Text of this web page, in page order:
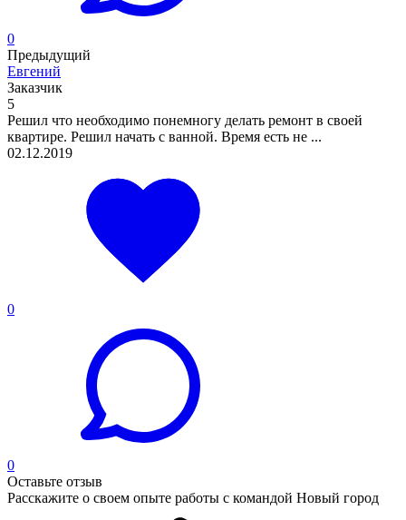
0
Предыдущий
Евгений
Заказчик
5
Решил что необходимо понемногу делать ремонт в своей
квартире. Решил начать с ванной. Время есть не ...
02.12.2019
0
0
Оставьте отзыв
Расскажите о своем опыте работы с командой Новый город